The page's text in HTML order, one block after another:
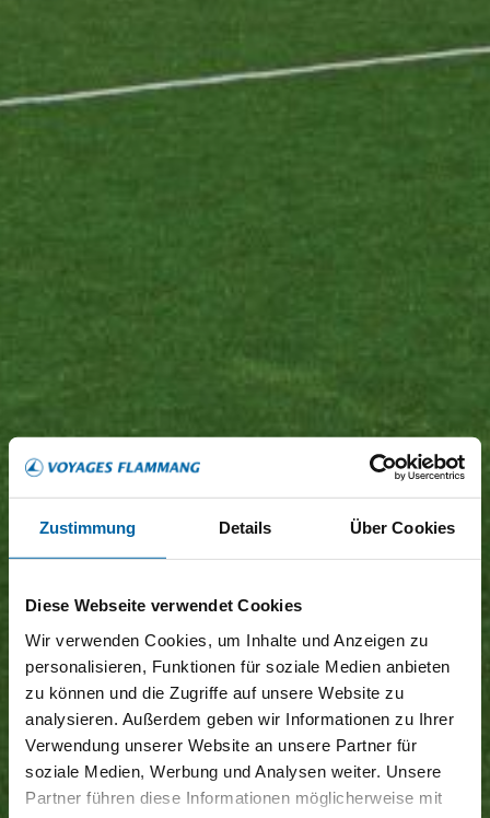
Zustimmung Details Über Cookies
Diese Webseite verwendet Cookies
Wir verwenden Cookies, um Inhalte und Anzeigen zu
personalisieren, Funktionen für soziale Medien anbieten
zu können und die Zugriffe auf unsere Website zu
analysieren. Außerdem geben wir Informationen zu Ihrer
Verwendung unserer Website an unsere Partner für
soziale Medien, Werbung und Analysen weiter. Unsere
Partner führen diese Informationen möglicherweise mit